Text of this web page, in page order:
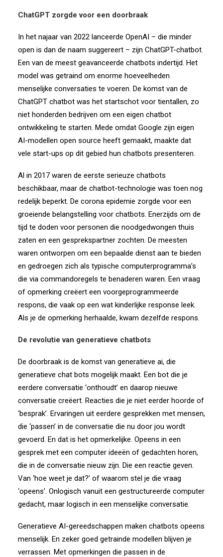
ChatGPT zorgde voor een doorbraak
In het najaar van 2022 lanceerde OpenAI – die minder
open is dan de naam suggereert – zijn ChatGPT-chatbot.
Een van de meest geavanceerde chatbots indertijd. Het
model was getraind om enorme hoeveelheden
menselijke conversaties te voeren. De komst van de
ChatGPT chatbot was het startschot voor tientallen, zo
niet honderden bedrijven om een eigen chatbot
ontwikkeling te starten. Mede omdat Google zijn eigen
AI-modellen open source heeft gemaakt, maakte dat
vele start-ups op dit gebied hun chatbots presenteren.
Al in 2017 waren de eerste serieuze chatbots
beschikbaar, maar de chatbot-technologie was toen nog
redelijk beperkt. De corona epidemie zorgde voor een
groeiende belangstelling voor chatbots. Enerzijds om de
tijd te doden voor personen die noodgedwongen thuis
zaten en een gesprekspartner zochten. De meesten
waren ontworpen om een bepaalde dienst aan te bieden
en gedroegen zich als typische computerprogramma’s
die via commandoregels te benaderen waren. Een vraag
of opmerking creëert een voorgeprogrammeerde
respons, die vaak op een wat kinderlijke response leek.
Als je de opmerking herhaalde, kwam dezelfde respons.
De revolutie van generatieve chatbots
De doorbraak is de komst van generatieve ai, die
generatieve chat bots mogelijk maakt. Een bot die je
eerdere conversatie ‘onthoudt’ en daarop nieuwe
conversatie creëert. Reacties die je niet eerder hoorde of
‘besprak’. Ervaringen uit eerdere gesprekken met mensen,
die ‘passen’ in de conversatie die nu door jou wordt
gevoerd. En dat is het opmerkelijke. Opeens in een
gesprek met een computer ideeën of gedachten horen,
die in de conversatie nieuw zijn. Die een reactie geven.
Van ‘hoe weet je dat?’ of waarom stel je die vraag
‘opeens’. Onlogisch vanuit een gestructureerde computer
gedacht, maar logisch in een menselijke conversatie.
Generatieve AI-gereedschappen maken chatbots opeens
menselijk. En zeker goed getrainde modellen blijven je
verrassen. Met opmerkingen die passen in de